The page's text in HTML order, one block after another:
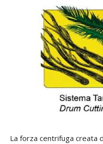
La forza centrifuga creata